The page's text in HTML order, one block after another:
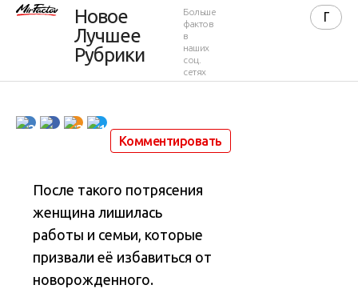
Новое
Лучшее
Рубрики
Больше
фактов
в
наших
соц.
сетях
избавиться
2 539
2 2 1
Комментировать
После такого потрясения
женщина лишилась
работы и семьи, которые
призвали её избавиться от
новорожденного.